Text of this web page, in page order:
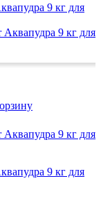
9 кг для
9 кг для